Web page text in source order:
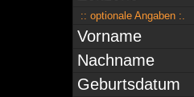
:: optionale Angaben :.
Vorname
Nachname
Geburtsdatum